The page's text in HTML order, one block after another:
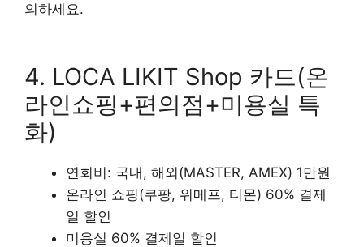
의하세요.
4. LOCA LIKIT Shop 카드(온
라인쇼핑+편의점+미용실 특
화)
연회비: 국내, 해외(MASTER, AMEX) 1만원
온라인 쇼핑(쿠팡, 위메프, 티몬) 60% 결제
일 할인
미용실 60% 결제일 할인